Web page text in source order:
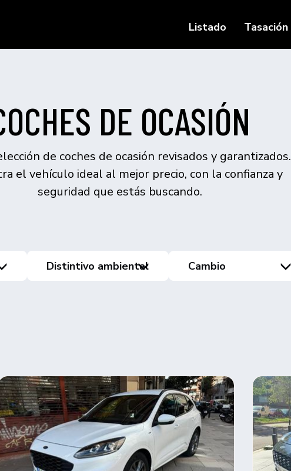
Listado Tasación
DE OCASIÓN
de coches de ocasión revisados y garantizados.
el vehículo ideal al mejor precio, con la confianza y
seguridad que estás buscando.
Distintivo ambiental Cambio